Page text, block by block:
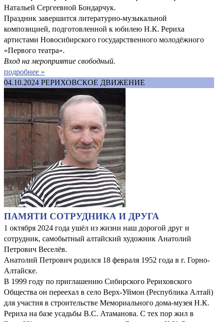
Натальей Сергеевной Бондарчук.
Праздник завершится литературно-музыкальной
композицией, подготовленной к юбилею Н.К. Рериха
артистами Новосибирского государственного молодёжного
«Первого театра».
Вход на мероприятие свободный.
подробнее »
04.10.2024 РЕРИХОВСКОЕ ДВИЖЕНИЕ
ПАМЯТИ СОТРУДНИКА И ДРУГА
1 октября 2024 года ушёл из жизни наш дорогой друг и
сотрудник, самобытный алтайский художник Анатолий
Петрович Веселёв.
Анатолий Петрович родился 18 февраля 1952 года в г. Горно-
Алтайске.
В 1999 году по приглашению Сибирского Рериховского
Общества он переехал в село Верх-Уймон (Республика Алтай)
для участия в строительстве Мемориального дома-музея Н.К.
Рериха на базе усадьбы В.С. Атаманова. С тех пор жил в